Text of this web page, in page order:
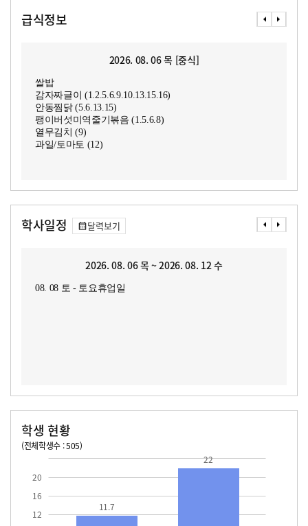
급식정보
2026. 08. 06 목 [중식]
쌀밥
감자짜글이 (1.2.5.6.9.10.13.15.16)
안동찜닭 (5.6.13.15)
팽이버섯미역줄기볶음 (1.5.6.8)
열무김치 (9)
과일/토마토 (12)
학사일정 달력보기
2026. 08. 06 목 ~ 2026. 08. 12 수
08. 08 토 - 토요휴업일
학생 현황
(전체학생수 : 505)
12
16
20
11.7
22